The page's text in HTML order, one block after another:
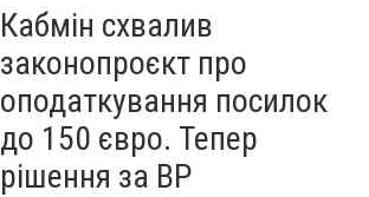
Кабмін схвалив
законопроєкт про
оподаткування посилок
до 150 євро. Тепер
рішення за ВР